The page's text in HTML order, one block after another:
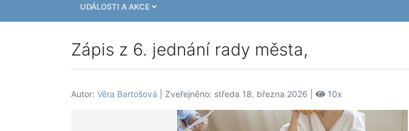
UDÁLOSTI A AKCE
Zápis z 6. jednání rady města,
Autor: Věra Bartošová | Zveřejněno: středa 18. března 2026 | 10x